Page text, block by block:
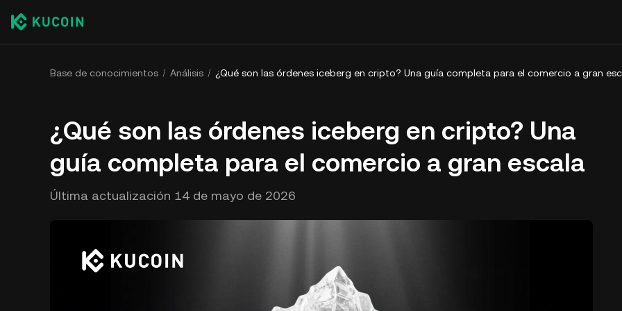
Base de conocimientos Análisis ¿Qué son las órdenes iceberg en cripto? Una guía completa para el comercio a gran
¿Qué son las órdenes iceberg en cripto? Una
guía completa para el comercio a gran escala
Última actualización 14 de mayo de 2026